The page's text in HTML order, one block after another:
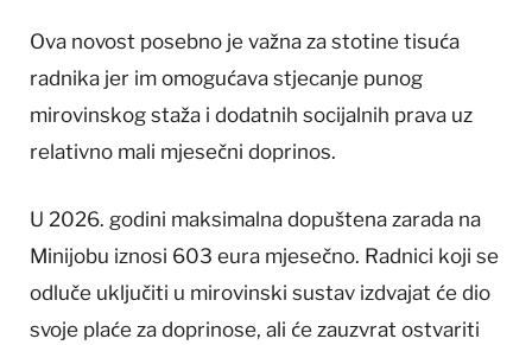
Ova novost posebno je važna za stotine tisuća
radnika jer im omogućava stjecanje punog
mirovinskog staža i dodatnih socijalnih prava uz
relativno mali mjesečni doprinos.
U 2026. godini maksimalna dopuštena zarada na
Minijobu iznosi 603 eura mjesečno. Radnici koji se
odluče uključiti u mirovinski sustav izdvajat će dio
svoje plaće za doprinose, ali će zauzvrat ostvariti